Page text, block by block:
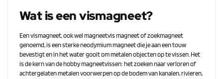
Wat is een vismagneet?
Een vismagneet, ook wel magneetvis magneet of zoekmagneet
genoemd, is een sterke neodymium magneet die je aan een touw
bevestigt en in het water gooit om metalen objecten op te vissen. Het
is de kern van de hobby magneetvissen: het zoeken naar verloren of
achtergelaten metalen voorwerpen op de bodem van kanalen, rivieren,